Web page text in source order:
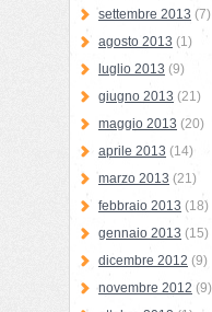
settembre 2013 (7)
agosto 2013 (1)
luglio 2013 (9)
giugno 2013 (21)
maggio 2013 (20)
aprile 2013 (14)
marzo 2013 (21)
febbraio 2013 (18)
gennaio 2013 (15)
dicembre 2012 (9)
novembre 2012 (9)